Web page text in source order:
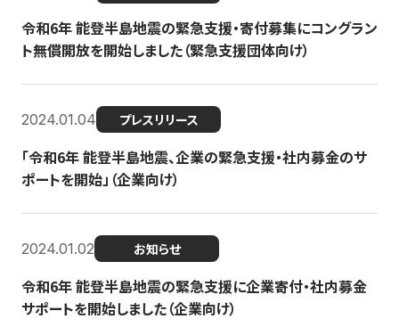
令和6年 能登半島地震の緊急支援・寄付募集にコングラン
ト無償開放を開始しました（緊急支援団体向け）
2024.01.04 プレスリリース
「令和6年 能登半島地震、企業の緊急支援・社内募金のサ
ポートを開始」（企業向け）
2024.01.02 お知らせ
令和6年 能登半島地震の緊急支援に企業寄付・社内募金
サポートを開始しました（企業向け）